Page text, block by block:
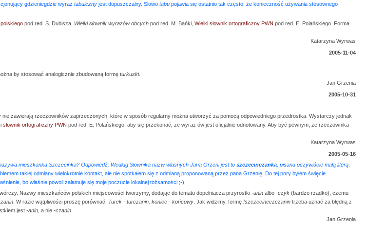
gdzieniegdzie wyraz tabuiczny jest dopuszczalny. Słowo tabu pojawia się ostatnio tak często, że konieczność używania stosownego
pod red. S. Dubisza, Wielki słownik wyrazów obcych pod red. M. Bańki, Wielki słownik ortograficzny PWN pod red. E. Polańskiego. Forma
Katarzyna Wyrwas
2005-11-04
by stosować analogicznie zbudowaną formę turkuski.
Jan Grzenia
2005-10-31
zawierają rzeczowników zaprzeczonych, które w sposób regularny można utworzyć za pomocą odpowiedniego przedrostka. Wystarczy jednak
słownik ortograficzny PWN pod red. E. Polańskiego, aby się przekonać, że wyraz ów jest oficjalnie odnotowany. Aby być pewnym, że rzeczownika
Katarzyna Wyrwas
2005-05-16
mieszkanka Szczecinka? Odpowiedź: Według Słownika nazw własnych Jana Grzeni jest to szczecinczanka , pisana oczywiście małą literą
takiej odmiany wielokrotnie kontakt, ale nie spotkałem się z odmianą proponowaną przez pana Grzenię. Do tej pory byłem święcie
bo właśnie powoli załamuje się moje poczucie lokalnej tożsamości ;-).
Nazwy mieszkańców polskich miejscowości tworzymy, dodając do tematu dopełniacza przyrostki -anin albo -czyk (bardzo rzadko), czemu
. W razie wątpliwości proszę porównać: Turek - turczanin, koniec - końcowy . Jak widzimy, formę !szczecineczczanin trzeba uznać za błędną z
jest -anin , a nie -czanin
Jan Grzenia